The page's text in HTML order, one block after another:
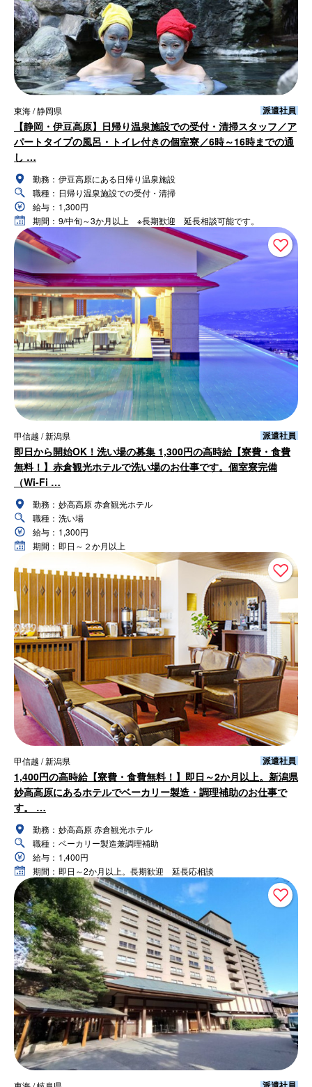
東海 / 静岡県 派遣社員
【静岡・伊豆高原】日帰り温泉施設での受付・清掃スタッフ／ア
パートタイプの風呂・トイレ付きの個室寮／6時～16時までの通
し …
勤務： 伊豆高原にある日帰り温泉施設
職種： 日帰り温泉施設での受付・清掃
給与： 1,300円
期間： 9/中旬～3か月以上 ※長期歓迎 延長相談可能です。
甲信越 / 新潟県 派遣社員
即日から開始OK！洗い場の募集 1,300円の高時給【寮費・食費
無料！】赤倉観光ホテルで洗い場のお仕事です。個室寮完備
（Wi-Fi …
勤務： 妙高高原 赤倉観光ホテル
職種： 洗い場
給与： 1,300円
期間： 即日～２か月以上
甲信越 / 新潟県 派遣社員
1,400円の高時給【寮費・食費無料！】即日～2か月以上。新潟県
妙高高原にあるホテルでベーカリー製造・調理補助のお仕事で
す。 …
勤務： 妙高高原 赤倉観光ホテル
職種： ベーカリー製造兼調理補助
給与： 1,400円
期間： 即日～2か月以上。長期歓迎 延長応相談